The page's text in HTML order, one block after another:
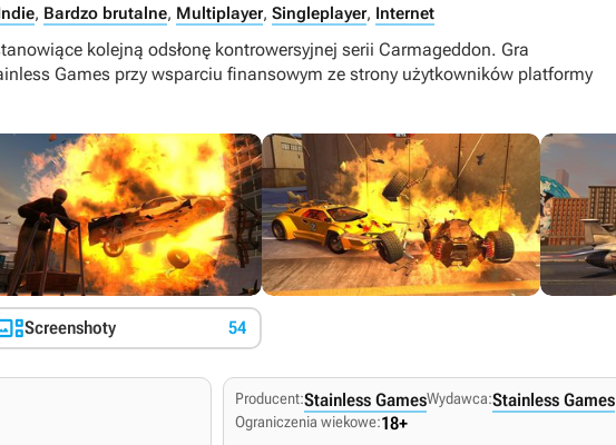
, Bardzo brutalne, Multiplayer, Singleplayer, Internet
kolejną odsłonę kontrowersyjnej serii Carmageddon. Gra
Games przy wsparciu finansowym ze strony użytkowników platformy
Screenshoty 54
Producent:Stainless GamesWydawca:Stainless Games
Ograniczenia wiekowe:18+